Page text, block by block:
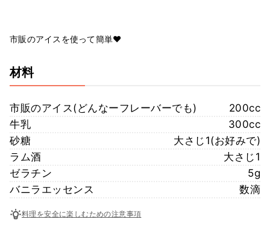
市販のアイスを使って簡単❤️
材料
市販のアイス(どんなーフレーバーでも)
200cc
牛乳
300cc
砂糖
大さじ1(お好みで)
ラム酒
大さじ1
ゼラチン
5g
バニラエッセンス
数滴
料理を安全に楽しむための注意事項